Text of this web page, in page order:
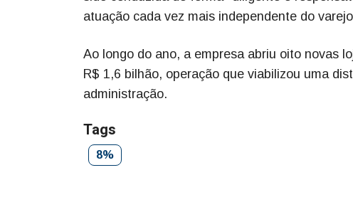
atuação cada vez mais independente do
Ao longo do ano, a empresa abriu oito novas
R$ 1,6 bilhão, operação que viabilizou uma
administração.
Tags
8%